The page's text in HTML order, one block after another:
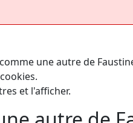
et l'afficher.